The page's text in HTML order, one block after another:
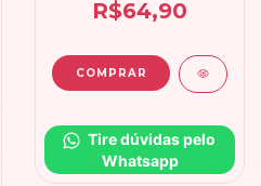
R$64,90
Tire dúvidas pelo
Whatsapp